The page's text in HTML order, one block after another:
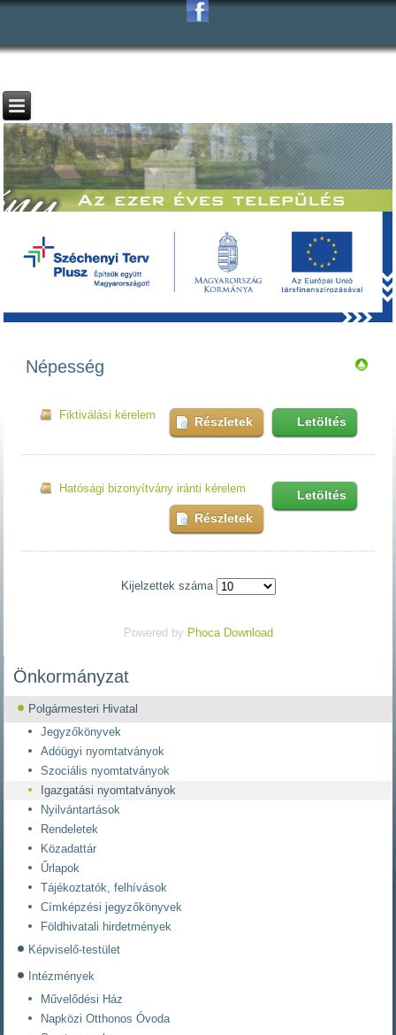
Népesség
Fiktiválási kérelem Letöltés
Részletek
Hatósági bizonyítvány iránti kérelem
Letöltés
Részletek
Kijelzettek száma
Powered by Phoca Download
Önkormányzat
Polgármesteri Hivatal
Jegyzőkönyvek
Adóügyi nyomtatványok
Szociális nyomtatványok
Igazgatási nyomtatványok
Nyilvántartások
Rendeletek
Közadattár
Űrlapok
Tájékoztatók, felhívások
Címképzési jegyzőkönyvek
Földhivatali hirdetmények
Képviselő-testület
Intézmények
Művelődési Ház
Napközi Otthonos Óvoda